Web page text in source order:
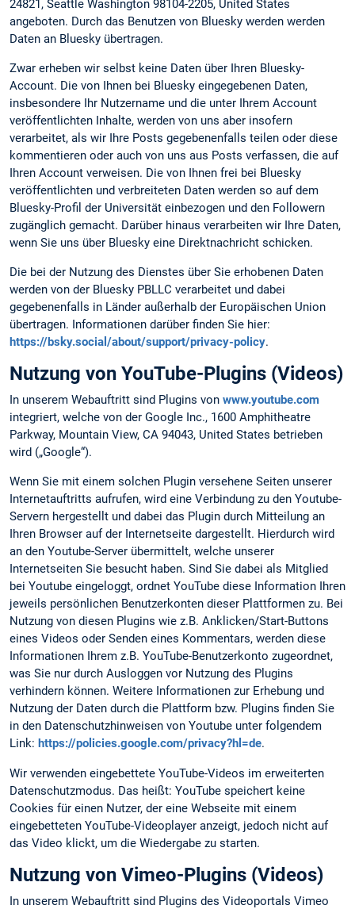
24821, Seattle Washington 98104-2205, United States
angeboten. Durch das Benutzen von Bluesky werden werden
Daten an Bluesky übertragen.
Zwar erheben wir selbst keine Daten über Ihren Bluesky-
Account. Die von Ihnen bei Bluesky eingegebenen Daten,
insbesondere Ihr Nutzername und die unter Ihrem Account
veröffentlichten Inhalte, werden von uns aber insofern
verarbeitet, als wir Ihre Posts gegebenenfalls teilen oder diese
kommentieren oder auch von uns aus Posts verfassen, die auf
Ihren Account verweisen. Die von Ihnen frei bei Bluesky
veröffentlichten und verbreiteten Daten werden so auf dem
Bluesky-Profil der Universität einbezogen und den Followern
zugänglich gemacht. Darüber hinaus verarbeiten wir Ihre Daten,
wenn Sie uns über Bluesky eine Direktnachricht schicken.
Die bei der Nutzung des Dienstes über Sie erhobenen Daten
werden von der Bluesky PBLLC verarbeitet und dabei
gegebenenfalls in Länder außerhalb der Europäischen Union
übertragen. Informationen darüber finden Sie hier:
https://bsky.social/about/support/privacy-policy.
Nutzung von YouTube-Plugins (Videos)
In unserem Webauftritt sind Plugins von www.youtube.com
integriert, welche von der Google Inc., 1600 Amphitheatre
Parkway, Mountain View, CA 94043, United States betrieben
wird („Google“).
Wenn Sie mit einem solchen Plugin versehene Seiten unserer
Internetauftritts aufrufen, wird eine Verbindung zu den Youtube-
Servern hergestellt und dabei das Plugin durch Mitteilung an
Ihren Browser auf der Internetseite dargestellt. Hierdurch wird
an den Youtube-Server übermittelt, welche unserer
Internetseiten Sie besucht haben. Sind Sie dabei als Mitglied
bei Youtube eingeloggt, ordnet YouTube diese Information Ihren
jeweils persönlichen Benutzerkonten dieser Plattformen zu. Bei
Nutzung von diesen Plugins wie z.B. Anklicken/Start-Buttons
eines Videos oder Senden eines Kommentars, werden diese
Informationen Ihrem z.B. YouTube-Benutzerkonto zugeordnet,
was Sie nur durch Ausloggen vor Nutzung des Plugins
verhindern können. Weitere Informationen zur Erhebung und
Nutzung der Daten durch die Plattform bzw. Plugins finden Sie
in den Datenschutzhinweisen von Youtube unter folgendem
Link: https://policies.google.com/privacy?hl=de.
Wir verwenden eingebettete YouTube-Videos im erweiterten
Datenschutzmodus. Das heißt: YouTube speichert keine
Cookies für einen Nutzer, der eine Webseite mit einem
eingebetteten YouTube-Videoplayer anzeigt, jedoch nicht auf
das Video klickt, um die Wiedergabe zu starten.
Nutzung von Vimeo-Plugins (Videos)
In unserem Webauftritt sind Plugins des Videoportals Vimeo